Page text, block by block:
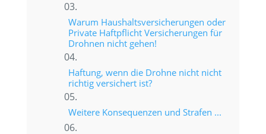
Warum Haushaltsversicherungen oder
Private Haftpflicht Versicherungen für
Drohnen nicht gehen!
Haftung, wenn die Drohne nicht nicht
richtig versichert ist?
Weitere Konsequenzen und Strafen ...